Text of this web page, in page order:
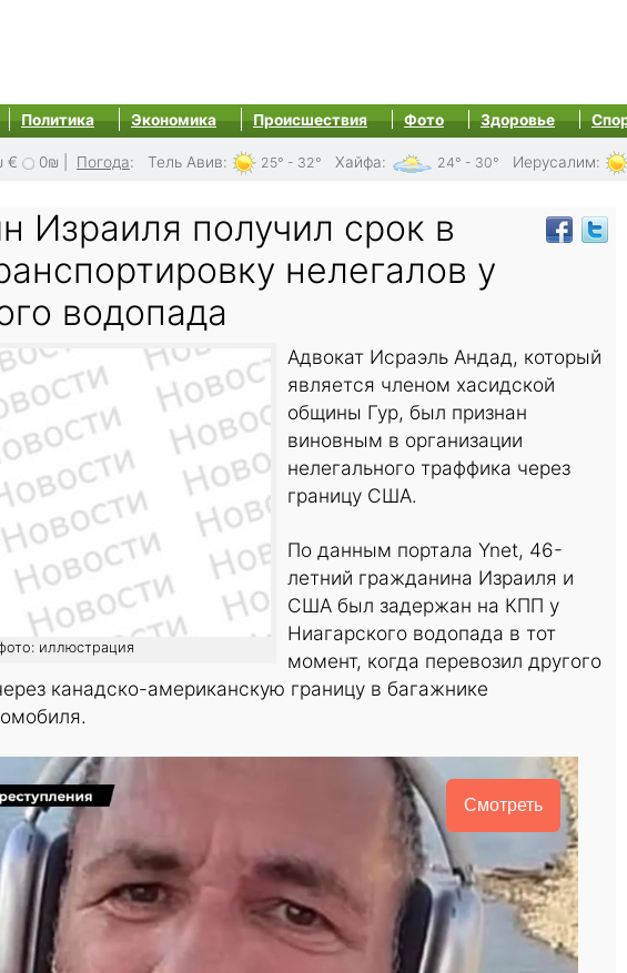
Политика Экономика Происшествия Фото Здоровье
€ 0₪ Погода: Тель Авив: 25° - 32° Хайфа: 24° - 30° Иерусалим:
Израиля получил срок в
нелегалов у
водопада
иллюстрация
Адвокат Исраэль Андад, который
является членом хасидской
общины Гур, был признан
виновным в организации
нелегального траффика через
границу США.
По данным портала Ynet, 46-
летний гражданина Израиля и
США был задержан на КПП у
Ниагарского водопада в тот
момент, когда перевозил другого
канадско-американскую границу в багажнике
Смотреть